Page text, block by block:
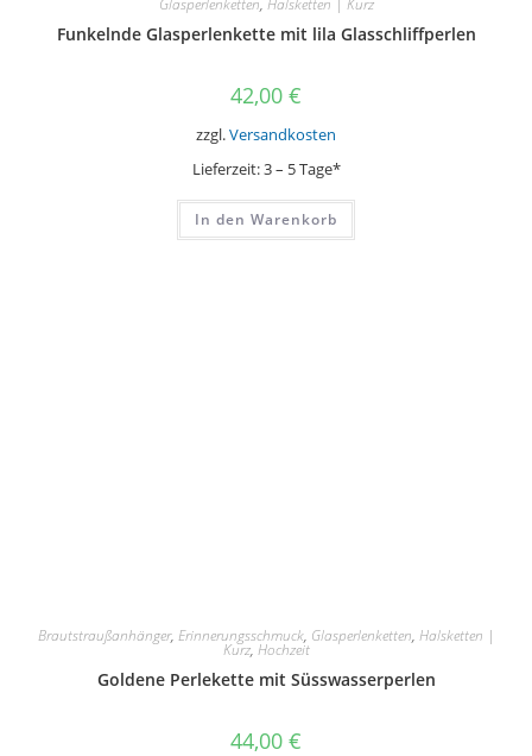
Glasperlenketten, Halsketten | Kurz
Funkelnde Glasperlenkette mit lila Glasschliffperlen
42,00 €
zzgl.Versandkosten
Lieferzeit:3 – 5 Tage*
In den Warenkorb
Brautstraußanhänger, Erinnerungsschmuck, Glasperlenketten, Halsketten |
Kurz, Hochzeit
Goldene Perlekette mit Süsswasserperlen
44,00 €